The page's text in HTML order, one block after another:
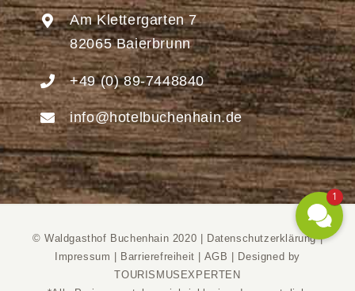
Am Klettergarten 7
82065 Baierbrunn
+49 (0) 89-7448840
info@hotelbuchenhain.de
© Waldgasthof Buchenhain 2020 | Datenschutzerklärung|
Impressum
Barrierefreiheit AGB
Designed by
TOURISMUSEXPERTEN
1